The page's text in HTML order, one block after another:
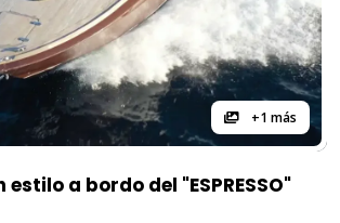
+1 más
a bordo del "ESPRESSO"